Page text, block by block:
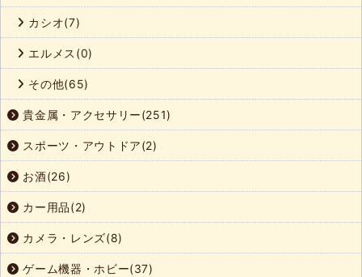
カシオ(7)
エルメス(0)
その他(65)
貴金属・アクセサリー(251)
スポーツ・アウトドア(2)
お酒(26)
カー用品(2)
カメラ・レンズ(8)
ゲーム機器・ホビー(37)